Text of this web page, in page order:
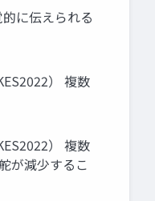
に伝えられる
） 複数
） 複数
が減少するこ